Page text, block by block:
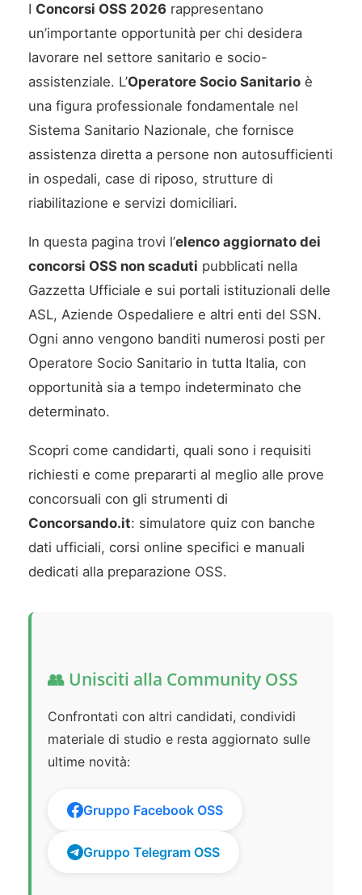
I Concorsi OSS 2026 rappresentano
un’importante opportunità per chi desidera
lavorare nel settore sanitario e socio-
assistenziale. L’Operatore Socio Sanitario è
una figura professionale fondamentale nel
Sistema Sanitario Nazionale, che fornisce
assistenza diretta a persone non autosufficienti
in ospedali, case di riposo, strutture di
riabilitazione e servizi domiciliari.
In questa pagina trovi l’elenco aggiornato dei
concorsi OSS non scaduti pubblicati nella
Gazzetta Ufficiale e sui portali istituzionali delle
ASL, Aziende Ospedaliere e altri enti del SSN.
Ogni anno vengono banditi numerosi posti per
Operatore Socio Sanitario in tutta Italia, con
opportunità sia a tempo indeterminato che
determinato.
Scopri come candidarti, quali sono i requisiti
richiesti e come prepararti al meglio alle prove
concorsuali con gli strumenti di
Concorsando.it: simulatore quiz con banche
dati ufficiali, corsi online specifici e manuali
dedicati alla preparazione OSS.
👥 Unisciti alla Community OSS
Confrontati con altri candidati, condividi
materiale di studio e resta aggiornato sulle
ultime novità:
Gruppo Facebook OSS
Gruppo Telegram OSS